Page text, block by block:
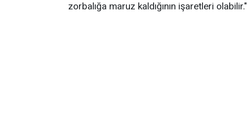
zorbalığa maruz kaldığının işaretleri olabilir."